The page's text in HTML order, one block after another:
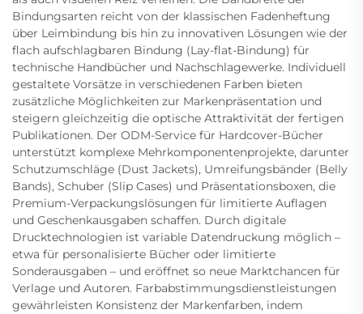
Bindungsarten reicht von der klassischen Fadenheftung
über Leimbindung bis hin zu innovativen Lösungen wie der
flach aufschlagbaren Bindung (Lay-flat-Bindung) für
technische Handbücher und Nachschlagewerke. Individuell
gestaltete Vorsätze in verschiedenen Farben bieten
zusätzliche Möglichkeiten zur Markenpräsentation und
steigern gleichzeitig die optische Attraktivität der fertigen
Publikationen. Der ODM-Service für Hardcover-Bücher
unterstützt komplexe Mehrkomponentenprojekte, darunter
Schutzumschläge (Dust Jackets), Umreifungsbänder (Belly
Bands), Schuber (Slip Cases) und Präsentationsboxen, die
Premium-Verpackungslösungen für limitierte Auflagen
und Geschenkausgaben schaffen. Durch digitale
Drucktechnologien ist variable Datendruckung möglich –
etwa für personalisierte Bücher oder limitierte
Sonderausgaben – und eröffnet so neue Marktchancen für
Verlage und Autoren. Farbabstimmungsdienstleistungen
gewährleisten Konsistenz der Markenfarben, indem